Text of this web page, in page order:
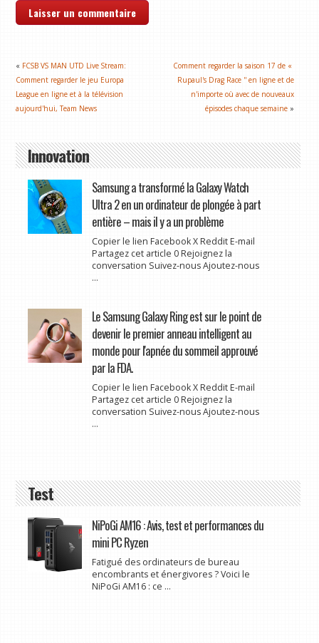
« FCSB VS MAN UTD Live Stream:
Comment regarder le jeu Europa
League en ligne et à la télévision
aujourd'hui, Team News
Comment regarder la saison 17 de «
Rupaul's Drag Race '' en ligne et de
n'importe où avec de nouveaux
épisodes chaque semaine »
Innovation
Samsung a transformé la Galaxy Watch
Ultra 2 en un ordinateur de plongée à part
entière – mais il y a un problème
Copier le lien Facebook X Reddit E-mail
Partagez cet article 0 Rejoignez la
conversation Suivez-nous Ajoutez-nous
...
Le Samsung Galaxy Ring est sur le point de
devenir le premier anneau intelligent au
monde pour l'apnée du sommeil approuvé
par la FDA.
Copier le lien Facebook X Reddit E-mail
Partagez cet article 0 Rejoignez la
conversation Suivez-nous Ajoutez-nous
...
Test
NiPoGi AM16 : Avis, test et performances du
mini PC Ryzen
Fatigué des ordinateurs de bureau
encombrants et énergivores ? Voici le
NiPoGi AM16 : ce ...